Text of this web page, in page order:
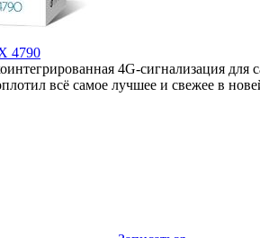
4790
4G-сигнализация
всё самое лучшее и свежее в